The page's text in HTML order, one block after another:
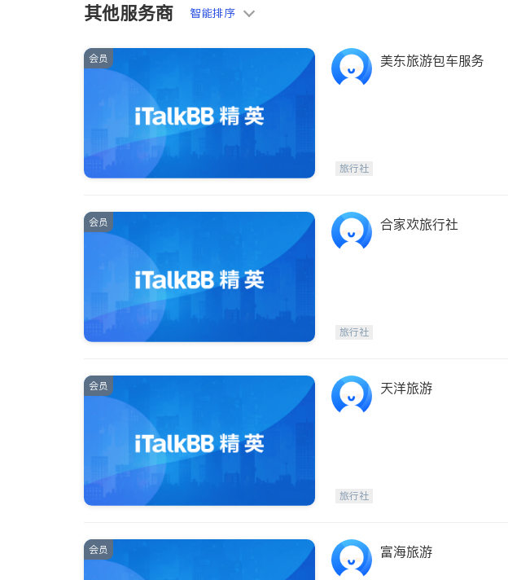
其他服务商 智能排序
会员 美东旅游包车服务
旅行社
会员 合家欢旅行社
旅行社
会员 天洋旅游
旅行社
会员 富海旅游